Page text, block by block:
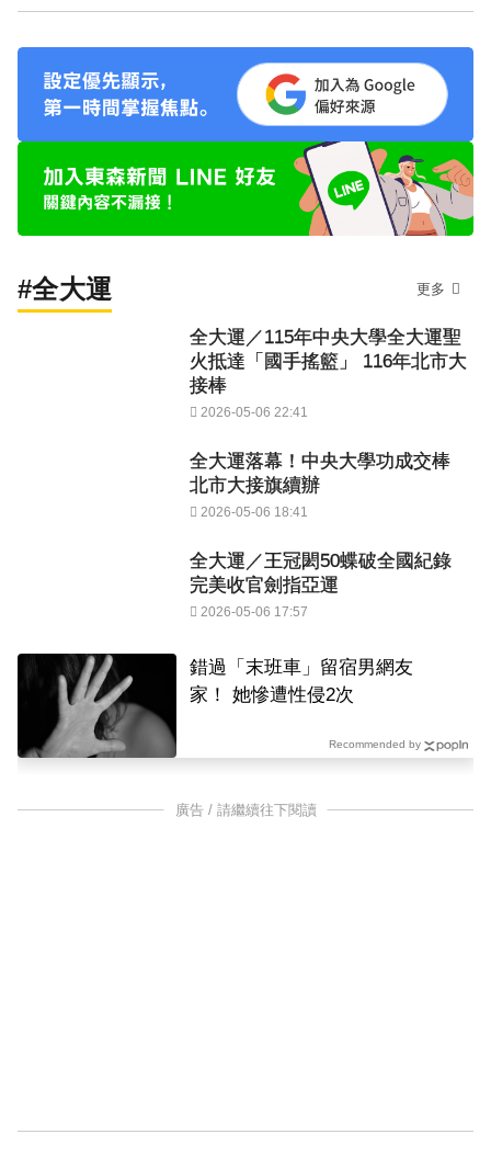
#全大運 更多
全大運／115年中央大學全大運聖
火抵達「國手搖籃」 116年北市大
接棒
2026-05-06 22:41
全大運落幕！中央大學功成交棒
北市大接旗續辦
2026-05-06 18:41
全大運／王冠閎50蝶破全國紀錄
完美收官劍指亞運
2026-05-06 17:57
錯過「末班車」留宿男網友
家！ 她慘遭性侵2次
Recommended by
廣告 / 請繼續往下閱讀